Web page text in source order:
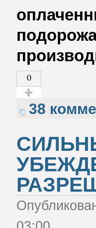
0
Голос за!
38